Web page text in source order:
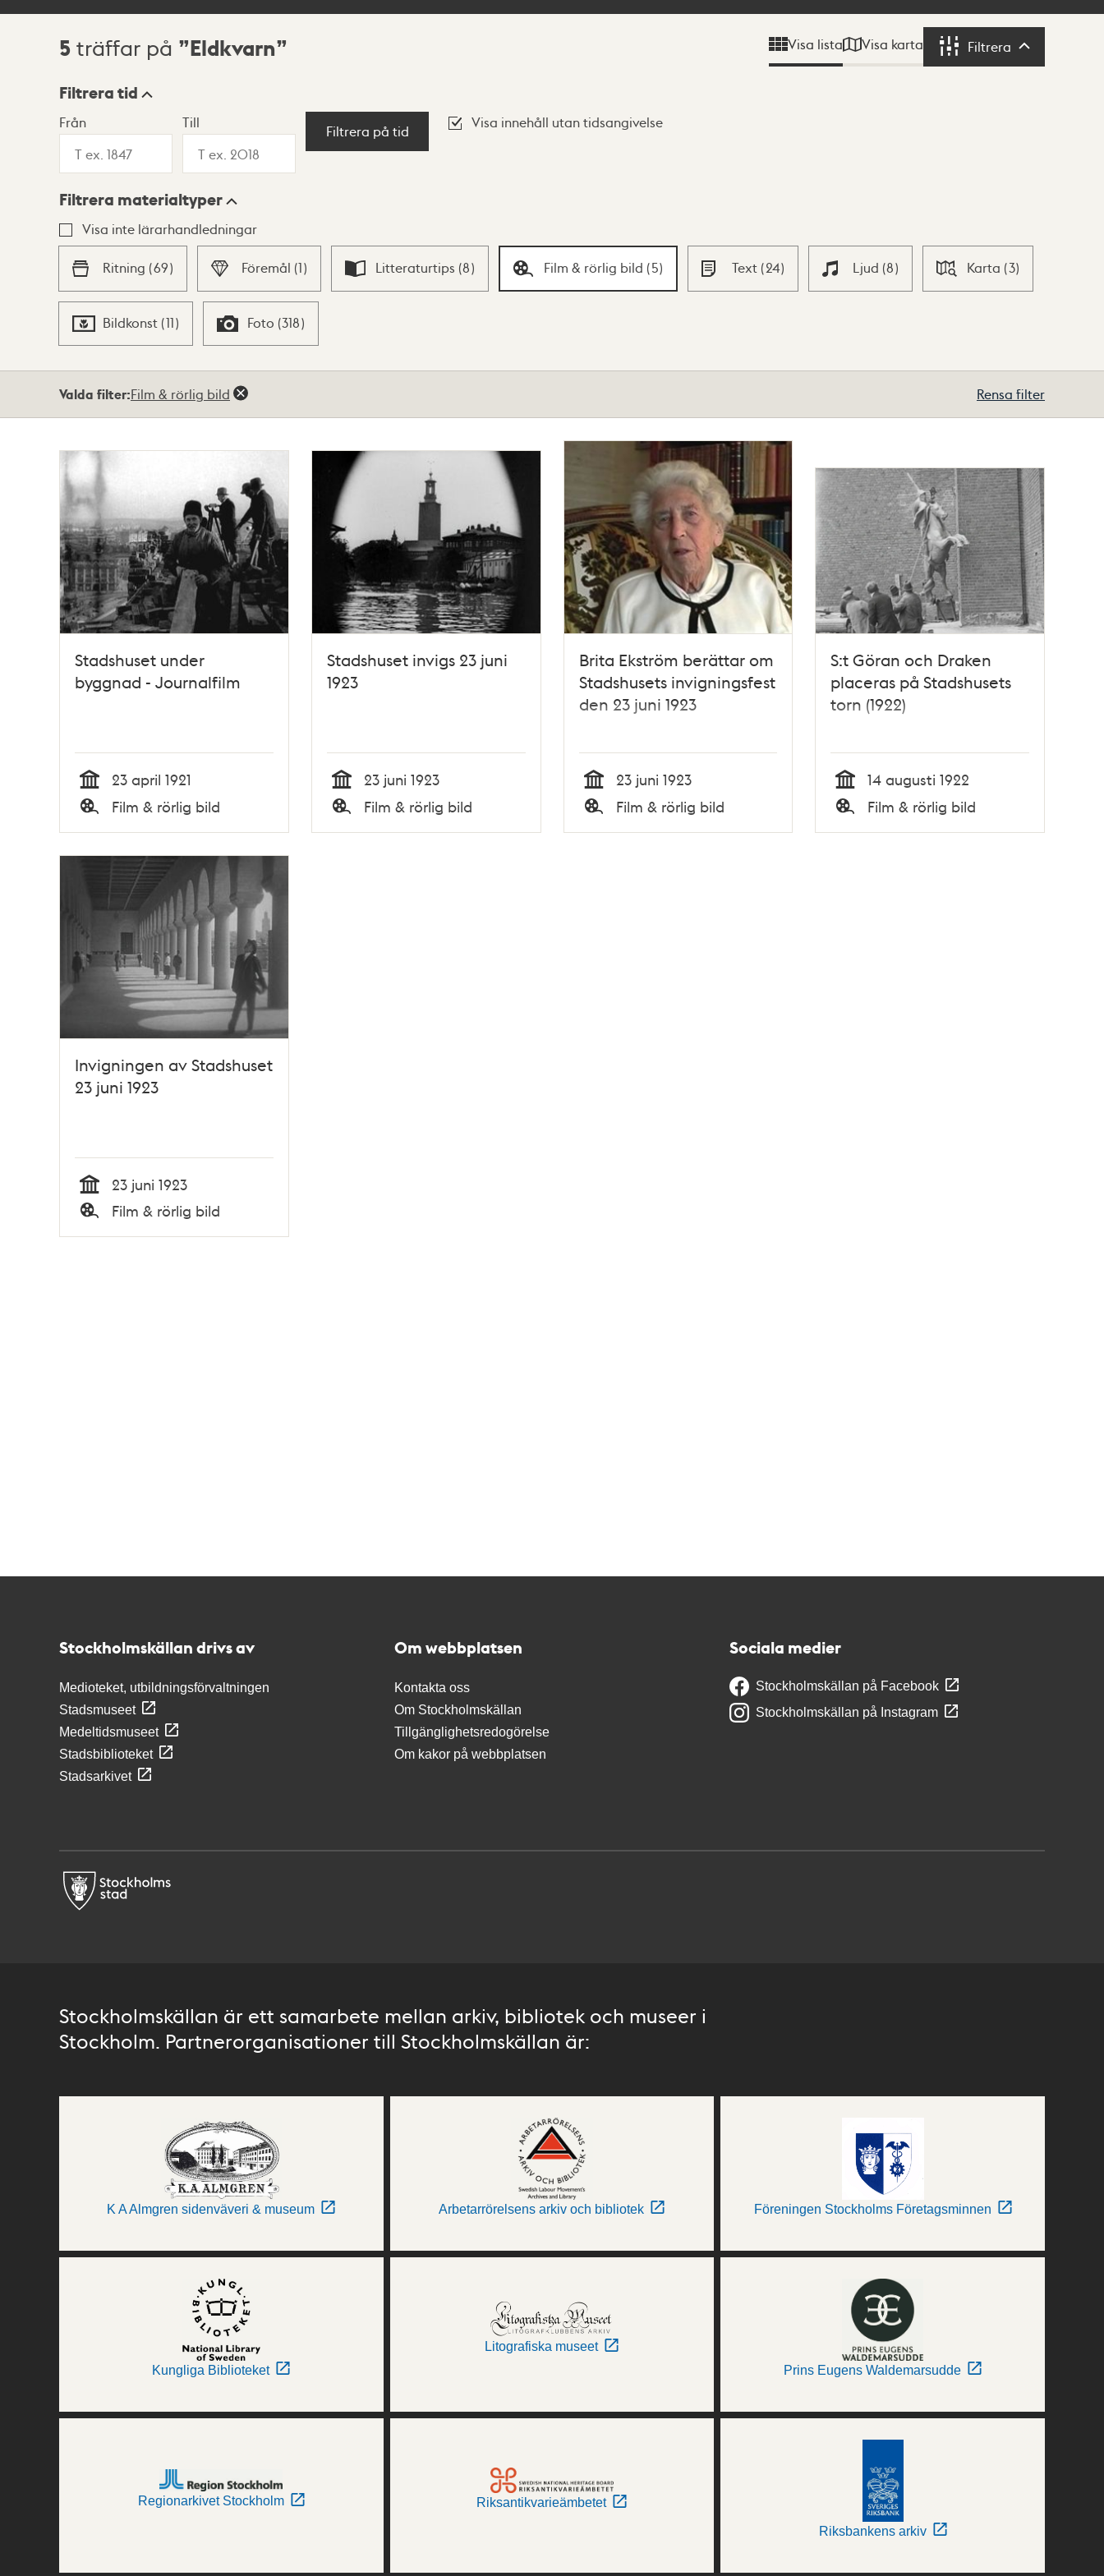
Sökresultat
5 träffar på Eldkvarn Visa lista Visa karta Filtrera Filtrera
Visningsläge
Lista Karta
Filtrera tid
Från Till
Filtrera på tid
Visa innehåll utan tidsangivelse
Filtrera materialtyper
Visa inte lärarhandledningar
Ritning (69) Föremål (1) Litteraturtips (8) Film & rörlig bild (5) Text (24) Ljud (8) Karta (3)
Bildkonst (11) Foto (318)
Valda filter:Film & rörlig bild Rensa filter
Stadshuset under
byggnad - Journalfilm
Tid
23 april 1921
Typ
Film & rörlig bild
Stadshuset invigs 23 juni
1923
Tid
23 juni 1923
Typ
Film & rörlig bild
Brita Ekström berättar om
Stadshusets invigningsfest
den 23 juni 1923
Tid
23 juni 1923
Typ
Film & rörlig bild
S:t Göran och Draken
placeras på Stadshusets
torn (1922)
Tid
14 augusti 1922
Typ
Film & rörlig bild
Invigningen av Stadshuset
23 juni 1923
Tid
23 juni 1923
Typ
Film & rörlig bild
Stockholmskällan drivs av
Medioteket, utbildningsförvaltningen
Stadsmuseet
Medeltidsmuseet
Stadsbiblioteket
Stadsarkivet
Om webbplatsen
Kontakta oss
Om Stockholmskällan
Tillgänglighetsredogörelse
Om kakor på webbplatsen
Sociala medier
Stockholmskällan på Facebook
Stockholmskällan på Instagram
Stockholmskällan är ett samarbete mellan arkiv, bibliotek och museer i
Stockholm. Partnerorganisationer till Stockholmskällan är:
K A Almgren sidenväveri & museum Arbetarrörelsens arkiv och bibliotek Föreningen Stockholms Företagsminnen
Kungliga Biblioteket
Litografiska museet
Prins Eugens Waldemarsudde
Regionarkivet Stockholm Riksantikvarieämbetet
Riksbankens arkiv